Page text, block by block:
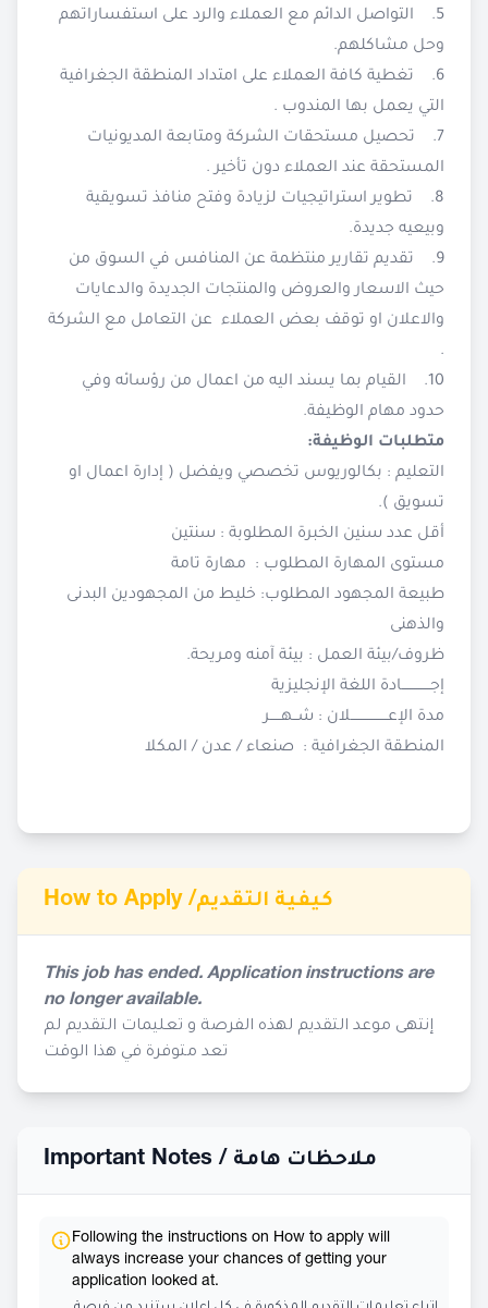
5. التواصل الدائم مع العملاء والرد على استفساراتهم
وحل مشاكلهم.
6. تغطية كافة العملاء على امتداد المنطقة الجغرافية
التي يعمل بها المندوب .
7. تحصيل مستحقات الشركة ومتابعة المديونيات
المستحقة عند العملاء دون تأخير .
8. تطوير استراتيجيات لزيادة وفتح منافذ تسويقية
وبيعيه جديدة.
9. تقديم تقارير منتظمة عن المنافس في السوق من
حيث الاسعار والعروض والمنتجات الجديدة والدعايات
والاعلان او توقف بعض العملاء عن التعامل مع الشركة
.
10. القيام بما يسند اليه من اعمال من رؤسائه وفي
حدود مهام الوظيفة.
متطلبات الوظيفة:
التعليم : بكالوريوس تخصصي ويفضل ( إدارة اعمال او
تسويق ).
أقل عدد سنين الخبرة المطلوبة : سنتين
مستوى المهارة المطلوب : مهارة تامة
طبيعة المجهود المطلوب: خليط من المجهودين البدنى
والذهنى
ظروف/بيئة العمل : بيئة آمنه ومريحة.
إجـــــــــــــادة اللغة الإنجليزية
مدة الإعـــــــــــــــــلان : شــهـــــر
المنطقة الجغرافية : صنعاء / عدن / المكلا
How to Apply /كيفية التقديم
This job has ended. Application instructions are
no longer available.
إنتهى موعد التقديم لهذه الفرصة و تعليمات التقديم لم
تعد متوفرة في هذا الوقت
Important Notes / ملاحظات هامة
Following the instructions on How to apply will
always increase your chances of getting your
application looked at.